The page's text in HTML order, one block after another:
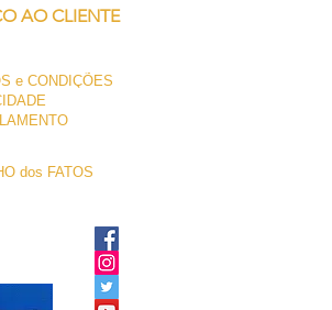
AO CLIENTE
e CONDIÇÕES
dos FATOS